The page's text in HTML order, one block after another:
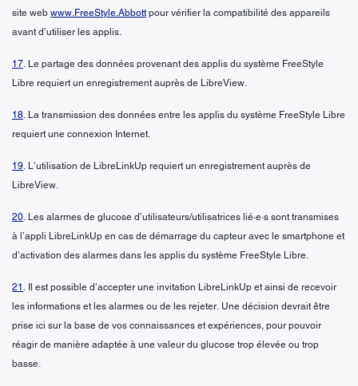
site web www.FreeStyle.Abbott pour vérifier la compatibilité des appareils
avant d’utiliser les applis.
17. Le partage des données provenant des applis du système FreeStyle
Libre requiert un enregistrement auprès de LibreView.
18. La transmission des données entre les applis du système FreeStyle Libre
requiert une connexion Internet.
19. L’utilisation de LibreLinkUp requiert un enregistrement auprès de
LibreView.
20. Les alarmes de glucose d’utilisateurs/utilisatrices lié·e·s sont transmises
à l’appli LibreLinkUp en cas de démarrage du capteur avec le smartphone et
d’activation des alarmes dans les applis du système FreeStyle Libre.
21 . Il est possible d’accepter une invitation LibreLinkUp et ainsi de recevoir
les informations et les alarmes ou de les rejeter. Une décision devrait être
prise ici sur la base de vos connaissances et expériences, pour pouvoir
réagir de manière adaptée à une valeur du glucose trop élevée ou trop
basse.